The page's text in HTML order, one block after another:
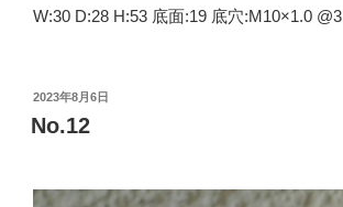
W:30 D:28 H:53 底面:19 底穴:M10×1.0
投
稿
日:
2023年8月6日
No.12